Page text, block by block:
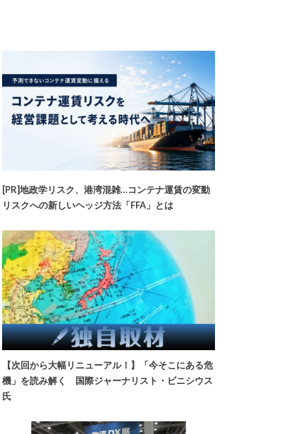
[PR]地政学リスク、港湾混雑…コンテナ運賃の変動
リスクへの新しいヘッジ方法「FFA」とは
【次回から大幅リニューアル！】「今そこにある危
機」を読み解く 国際ジャーナリスト・ビニシウス
氏